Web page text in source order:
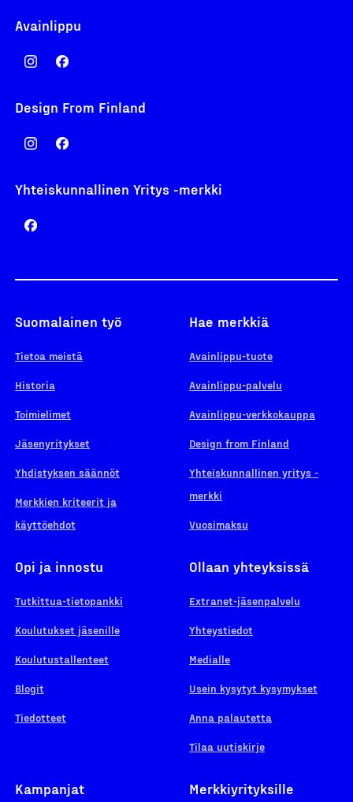
Avainlippu
Design From Finland
Yhteiskunnallinen Yritys -merkki
Suomalainen työ
Tietoa meistä
Historia
Toimielimet
Jäsenyritykset
Yhdistyksen säännöt
Merkkien kriteerit ja
käyttöehdot
Hae merkkiä
Avainlippu-tuote
Avainlippu-palvelu
Avainlippu-verkkokauppa
Design from Finland
Yhteiskunnallinen yritys -
merkki
Vuosimaksu
Opi ja innostu
Tutkittua-tietopankki
Koulutukset jäsenille
Koulutustallenteet
Blogit
Tiedotteet
Ollaan yhteyksissä
Extranet-jäsenpalvelu
Yhteystiedot
Medialle
Usein kysytyt kysymykset
Anna palautetta
Tilaa uutiskirje
Kampanjat Merkkiyrityksille